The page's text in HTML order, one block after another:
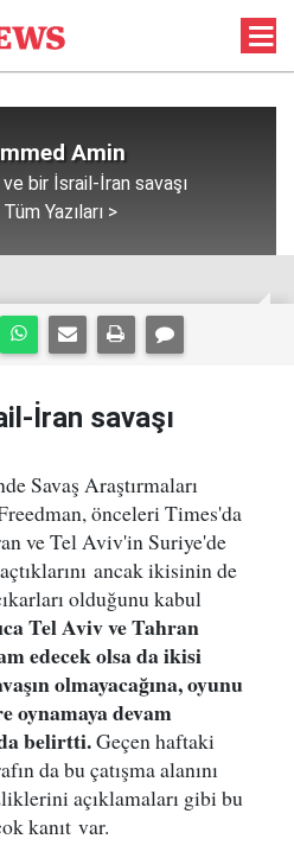
Amin
bir İsrail-İran savaşı
Yazıları >
İran savaşı
Savaş Araştırmaları
önceleri Times'da
ve Tel Aviv'in Suriye'de
ancak ikisinin de
olduğunu kabul
Tel Aviv ve Tahran
edecek olsa da ikisi
olmayacağına, oyunu
oynamaya devam
belirtti.Geçen haftaki
da bu çatışma alanını
açıklamaları gibi bu
kanıt var.